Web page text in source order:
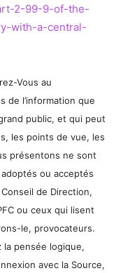
2-99-9-of-the-
with-a-central-
Vous au
de l’information que
public, et qui peut
les points de vue, les
présentons ne sont
ou acceptés
de Direction,
ou ceux qui lisent
le, provocateurs.
pensée logique,
avec la Source,